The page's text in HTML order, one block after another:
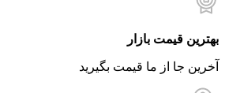
بهترین قیمت بازار
آخرین جا از ما قیمت بگیرید